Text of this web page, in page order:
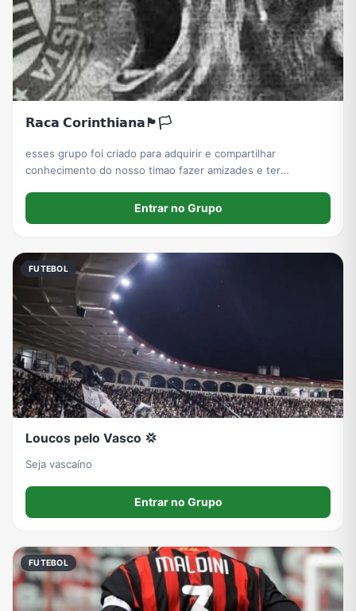
𝗥𝗮𝗰𝗮 𝗖𝗼𝗿𝗶𝗻𝘁𝗵𝗶𝗮𝗻𝗮🏴🏳️
esses grupo foi criado para adquirir e compartilhar
conhecimento do nosso timao fazer amizades e ter
Entrar no Grupo
FUTEBOL
Loucos pelo Vasco 💢
Seja vascaíno
Entrar no Grupo
FUTEBOL